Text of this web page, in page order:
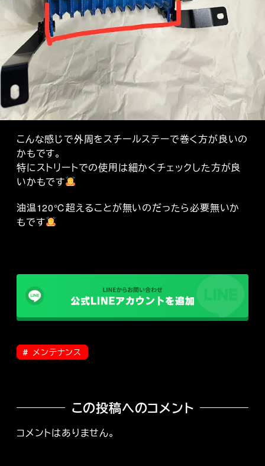
こんな感じで外周をスチールステーで巻く方が良いの
かもです。
特にストリートでの使用は細かくチェックした方が良
いかもです
油温120℃超えることが無いのだったら必要無いか
もです
メンテナンス
この投稿へのコメント
コメントはありません。